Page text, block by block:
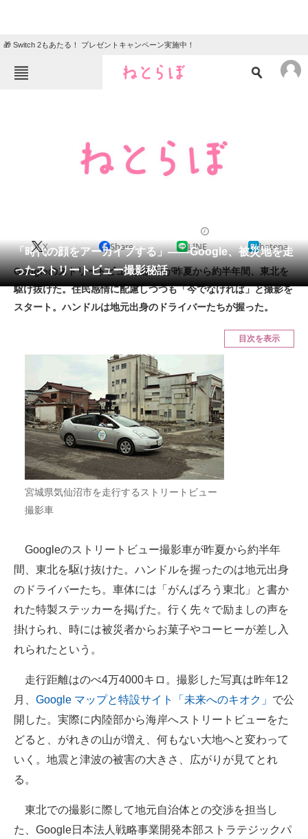
🎁 Switch 2もあたる！ プレゼントキャンペーン実施中！
クイズ
地域
会員記事
メディア
注目記事を集めた総合ページ
スマホと通信の最新トレンド
進化するPCとデバイスの未来
好きが集まる 比べて選べる
ビジネスと働き方のヒント
AI活用のいまが分かる
企業ITのトレンドを詳説
経営リーダーのコミュニティ
マーケ×ITの今がよく分かる
ITエンジニア向け専門サイト
企業向けIT製品の総合サイト
製造業のIT導入・活用を支援
モノづくり技術者専門サイト
エレクトロニクス専門サイト
エネルギーの専門メディア
「時代の顔をアーカイブする」――Google、被災地を走
ったストリートビュー撮影秘話
X Share LINE hatena
Googleのストリートビュー撮影車が昨夏から約半年間、東北を
駆け抜けた。住民感情に配慮しつつも「今でなければ」と撮影を
スタート。ハンドルは地元出身のドライバーたちが握った。
目次を表示
宮城県気仙沼市を走行するストリートビュー
撮影車
Googleのストリートビュー撮影車が昨夏から約半年
間、東北を駆け抜けた。ハンドルを握ったのは地元出身
のドライバーたち。車体には「がんばろう東北」と書か
れた特製ステッカーを掲げた。行く先々で励ましの声を
掛けられ、時には被災者からお菓子やコーヒーが差し入
れられたという。
走行距離はのべ4万4000キロ。撮影した写真は昨年12
月、 Google マップと特設サイト「未来へのキオク」 で公
開した。実際に内陸部から海岸へストリートビューをた
どると、がれきの山が増え、何もない大地へと変わって
いく。地震と津波の被害の大きさ、広がりが見てとれ
る。
東北での撮影に際して地元自治体との交渉を担当し
た、Google日本法人戦略事業開発本部ストラテジックパ